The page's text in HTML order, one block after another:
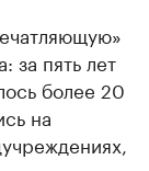
за пять лет
более 20
на